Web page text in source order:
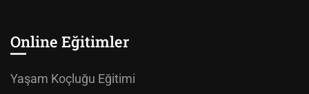
Online Eğitimler
Yaşam Koçluğu Eğitimi